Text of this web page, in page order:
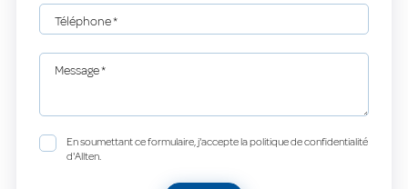
Téléphone*
Message*
En soumettant ce formulaire, j'accepte la politique de confidentialité
d'Allten.